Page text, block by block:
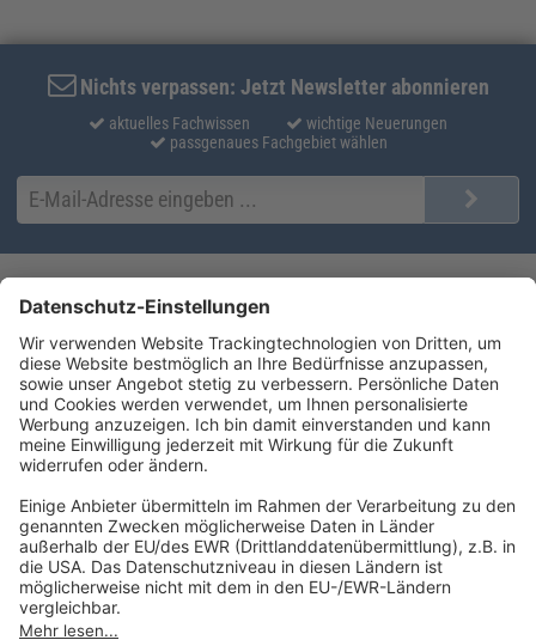
Nichts verpassen: Jetzt Newsletter abonnieren
aktuelles Fachwissen
wichtige Neuerungen
passgenaues Fachgebiet wählen
(08233) 38 11 23
service@forum-verlag.com
Mo-Do 07:30 - 17:00 Uhr
Fr 07:30 - 15:00 Uhr
AKADEMIE HERKERT
Unsere Marken
Folgen Sie uns